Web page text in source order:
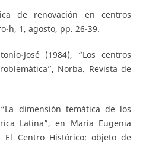
de renovación en centros
h, 1, agosto, pp. 26-39.
José (1984), “Los centros
Norba. Revista de
dimensión temática de los
Latina”, en María Eugenia
El Centro Histórico: objeto de